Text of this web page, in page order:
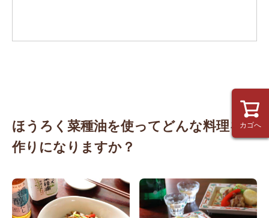
ほうろく菜種油を使って どんな料理をお
作りになりますか？
カゴへ